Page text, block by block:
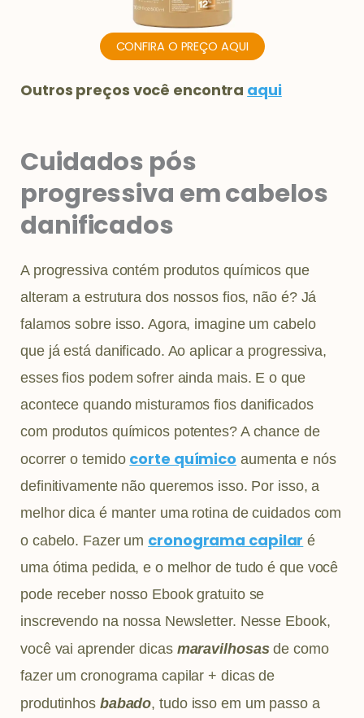
CONFIRA O PREÇO AQUI
Outros preços você encontra aqui
Cuidados pós
progressiva em cabelos
danificados
A progressiva contém produtos químicos que
alteram a estrutura dos nossos fios, não é? Já
falamos sobre isso. Agora, imagine um cabelo
que já está danificado. Ao aplicar a progressiva,
esses fios podem sofrer ainda mais. E o que
acontece quando misturamos fios danificados
com produtos químicos potentes? A chance de
ocorrer o temido corte químico aumenta e nós
definitivamente não queremos isso. Por isso, a
melhor dica é manter uma rotina de cuidados com
o cabelo. Fazer um cronograma capilar é
uma ótima pedida, e o melhor de tudo é que você
pode receber nosso Ebook gratuito se
inscrevendo na nossa Newsletter. Nesse Ebook,
você vai aprender dicas maravilhosasde como
fazer um cronograma capilar + dicas de
produtinhos babado, tudo isso em um passo a